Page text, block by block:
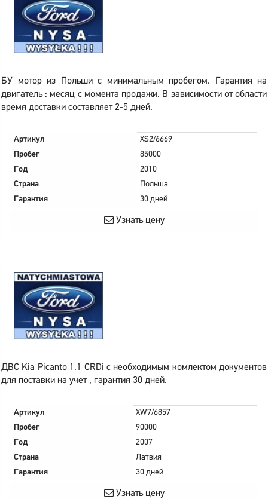
БУ мотор из Польши с минимальным пробегом. Гарантия на
двигатель : месяц с момента продажи. В зависимости от области
время доставки составляет 2-5 дней.
Артикул
XS2/6669
Пробег
85000
Год
2010
Страна
Польша
Гарантия
30 дней
Узнать цену
ДВС Kia Picanto 1.1 CRDi с необходимым комлектом документов
для поставки на учет , гарантия 30 дней.
Артикул
XW7/6857
Пробег
90000
Год
2007
Страна
Латвия
Гарантия
30 дней
Узнать цену